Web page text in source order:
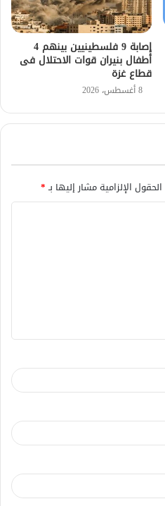
إصابة 9 فلسطينيين بينهم 4
أطفال بنيران قوات الاحتلال فى
قطاع غزة
8 أغسطس، 2026
الحقول الإلزامية مشار إليها بـ*